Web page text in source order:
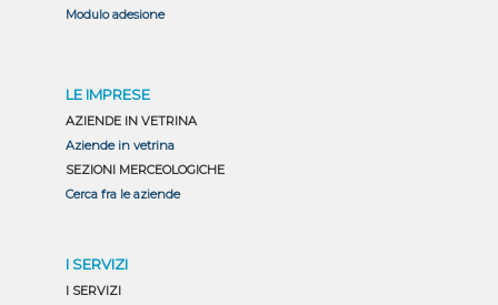
Modulo adesione
LE IMPRESE
AZIENDE IN VETRINA
Aziende in vetrina
SEZIONI MERCEOLOGICHE
Cerca fra le aziende
I SERVIZI
I SERVIZI